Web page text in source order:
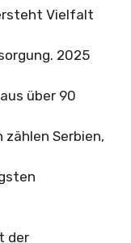
Vielfalt
2025
über 90
zählen Serbien,
der